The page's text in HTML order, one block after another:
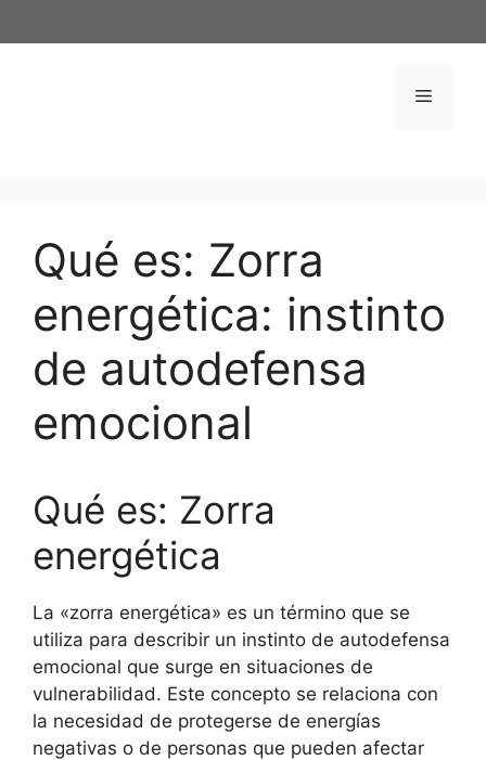
al
Menú
Qué es: Zorra
energética: instinto
de autodefensa
emocional
Qué es: Zorra
energética
La «zorra energética» es un término que se
utiliza para describir un instinto de autodefensa
emocional que surge en situaciones de
vulnerabilidad. Este concepto se relaciona con
la necesidad de protegerse de energías
negativas o de personas que pueden afectar